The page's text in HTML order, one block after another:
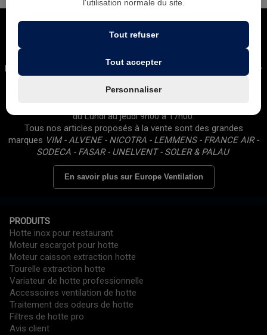
Leader national dans la ventilation des cuisines professionnelles •
d'experts • SAV réactif • Plus de 10 000 établissements déjà
du Lundi au jeudi 9h00 à 17h00.
Tous nos articles proposés à la vente sont des grandes
marques VIM - ALVENE - NICOTRA - LEMMENS - FRANCE AIR -
SODECA - FASAR - UNELVENT - SOLER & PALAU
En savoir plus sur Europe Ventilation
PRODUITS
Hotte inox pour restaurant
Moteur escargot pour hotte
Moteur caisson extraction hotte
Tourelle extraction hotte
Variateur de hotte professionnelle
Accessoires ventilation de hotte
Traitement des odeurs de hotte
Filtres de hotte pro
Avis client
l'utilisation normale du site.
Tout refuser
Tout accepter
Personnaliser